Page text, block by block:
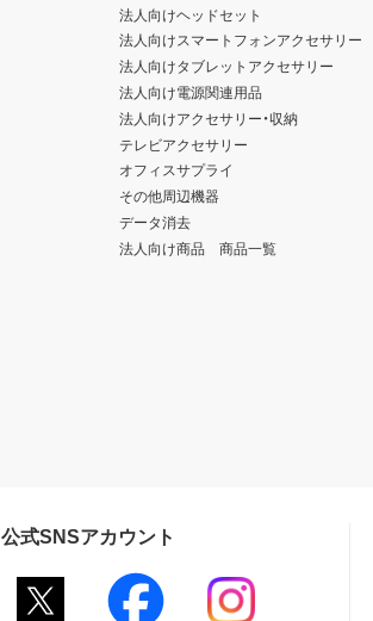
法人向けヘッドセット
法人向けスマートフォンアクセサリー
法人向けタブレットアクセサリー
法人向け電源関連用品
法人向けアクセサリー・収納
テレビアクセサリー
オフィスサプライ
その他周辺機器
データ消去
法人向け商品 商品一覧
公式SNSアカウント